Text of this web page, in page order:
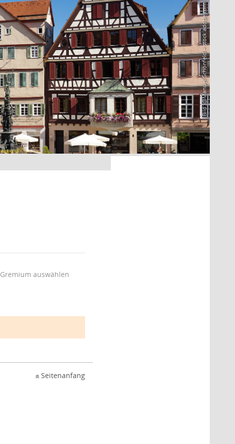
Bild: @Manuel Schönfeld – stock.adobe.com
Gremium auswählen
Seitenanfang